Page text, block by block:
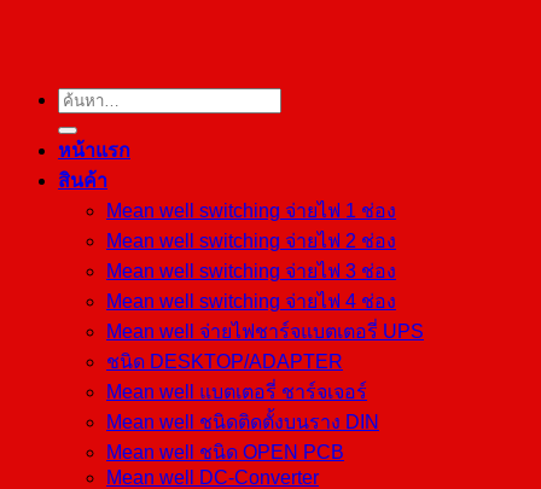
ค้นหา:
หน้าแรก
สินค้า
Mean well switching จ่ายไฟ 1 ช่อง
Mean well switching จ่ายไฟ 2 ช่อง
Mean well switching จ่ายไฟ 3 ช่อง
Mean well switching จ่ายไฟ 4 ช่อง
Mean well จ่ายไฟชาร์จแบตเตอรี่ UPS
ชนิด DESKTOP/ADAPTER
Mean well แบตเตอรี่ ชาร์จเจอร์
Mean well ชนิดติดตั้งบนราง DIN
Mean well ชนิด OPEN PCB
Mean well DC-Converter